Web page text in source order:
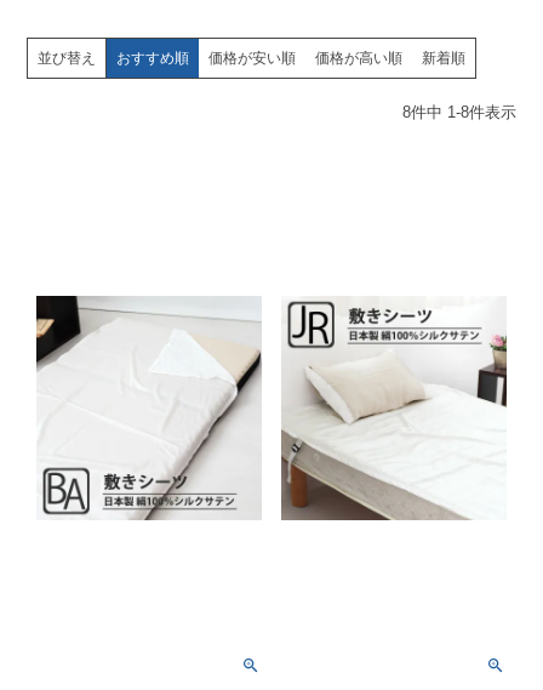
並び替え おすすめ順 価格が安い順 価格が高い順 新着順
8件中 1-8件表示